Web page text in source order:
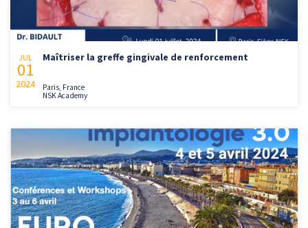
JUL
01
2024
Maîtriser la greffe gingivale de renforcement
Paris, France
NSK Academy